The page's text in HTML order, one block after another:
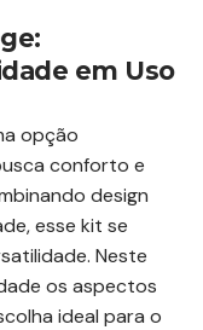
em Uso
opção
conforto e
design
esse kit se
Neste
os aspectos
ideal para o